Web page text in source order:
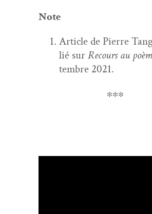
Note
Arti­cle de Pierre
lié surRecours au
tem­bre 2021.
∗∗∗